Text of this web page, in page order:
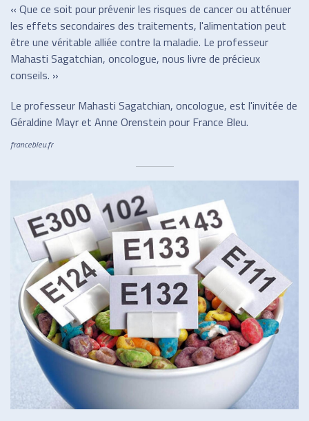
« Que ce soit pour prévenir les risques de cancer ou atténuer
les effets secondaires des traitements, l'alimentation peut
être une véritable alliée contre la maladie. Le professeur
Mahasti Sagatchian, oncologue, nous livre de précieux
conseils. »
Le professeur Mahasti Sagatchian, oncologue, est l'invitée de
Géraldine Mayr et Anne Orenstein pour France Bleu.
francebleu.fr